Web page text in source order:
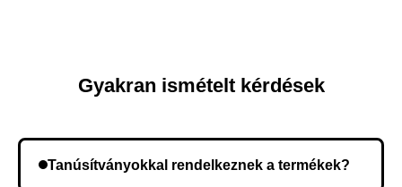
Gyakran ismételt kérdések
Tanúsítványokkal rendelkeznek a termékek?